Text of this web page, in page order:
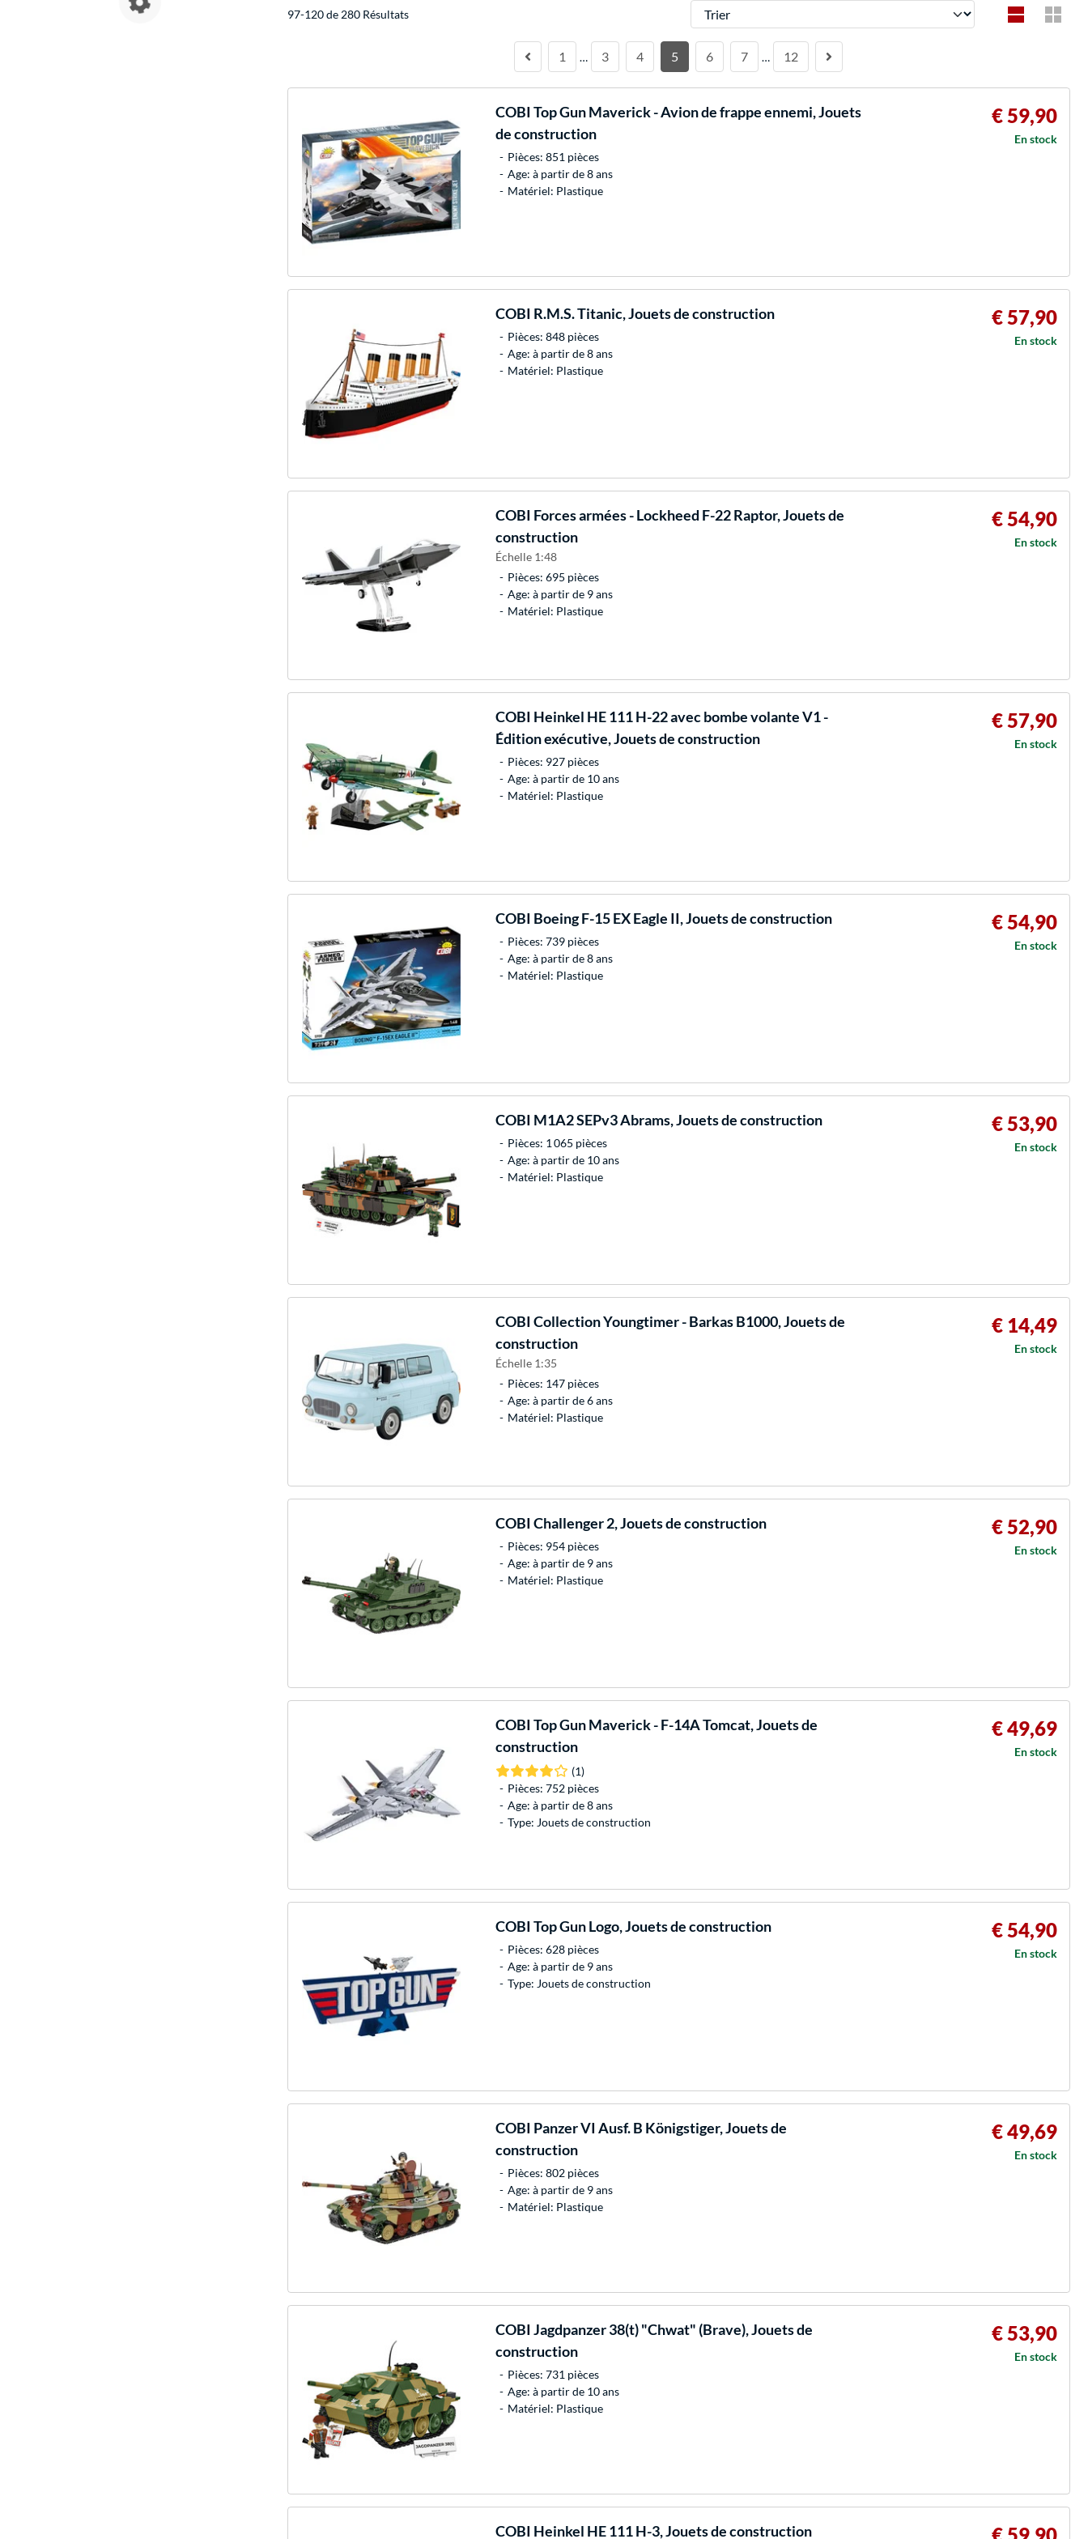
97-120 de 280 Résultats Trier
1 … 3 4 5 6 7 … 12
COBI Top Gun Maverick - Avion de frappe ennemi, Jouets
de construction
Pièces: 851 pièces
Age: à partir de 8 ans
Matériel: Plastique
€ 59,90
En stock
COBI R.M.S. Titanic, Jouets de construction
Pièces: 848 pièces
Age: à partir de 8 ans
Matériel: Plastique
€ 57,90
En stock
COBI Forces armées - Lockheed F-22 Raptor, Jouets de
construction
Échelle 1:48
Pièces: 695 pièces
Age: à partir de 9 ans
Matériel: Plastique
€ 54,90
En stock
COBI Heinkel HE 111 H-22 avec bombe volante V1 -
Édition exécutive, Jouets de construction
Pièces: 927 pièces
Age: à partir de 10 ans
Matériel: Plastique
€ 57,90
En stock
COBI Boeing F-15 EX Eagle II, Jouets de construction
Pièces: 739 pièces
Age: à partir de 8 ans
Matériel: Plastique
€ 54,90
En stock
COBI M1A2 SEPv3 Abrams, Jouets de construction
Pièces: 1 065 pièces
Age: à partir de 10 ans
Matériel: Plastique
€ 53,90
En stock
COBI Collection Youngtimer - Barkas B1000, Jouets de
construction
Échelle 1:35
Pièces: 147 pièces
Age: à partir de 6 ans
Matériel: Plastique
€ 14,49
En stock
COBI Challenger 2, Jouets de construction
Pièces: 954 pièces
Age: à partir de 9 ans
Matériel: Plastique
€ 52,90
En stock
COBI Top Gun Maverick - F-14A Tomcat, Jouets de
construction
(1)
Pièces: 752 pièces
Age: à partir de 8 ans
Type: Jouets de construction
€ 49,69
En stock
COBI Top Gun Logo, Jouets de construction
Pièces: 628 pièces
Age: à partir de 9 ans
Type: Jouets de construction
€ 54,90
En stock
COBI Panzer VI Ausf. B Königstiger, Jouets de
construction
Pièces: 802 pièces
Age: à partir de 9 ans
Matériel: Plastique
€ 49,69
En stock
COBI Jagdpanzer 38(t) "Chwat" (Brave), Jouets de
construction
Pièces: 731 pièces
Age: à partir de 10 ans
Matériel: Plastique
€ 53,90
En stock
COBI Heinkel HE 111 H-3, Jouets de construction